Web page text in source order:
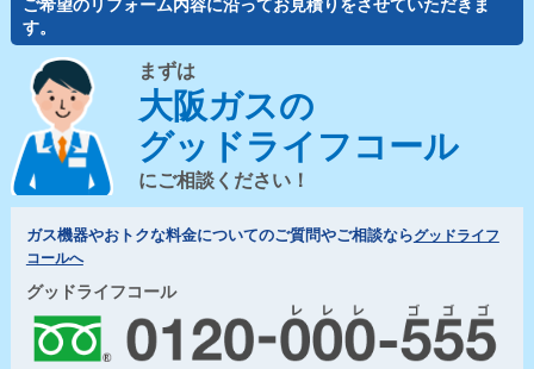
ご希望のリフォーム内容に沿ってお見積りをさせていただきま
す。
まずは
大阪ガスの
グッドライフコール
にご相談ください！
ガス機器やおトクな料金についてのご質問やご相談ならグッドライフ
コールへ
グッドライフコール